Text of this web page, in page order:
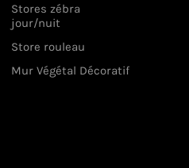
Stores zébra
jour/nuit
Store rouleau
Mur Végétal Décoratif